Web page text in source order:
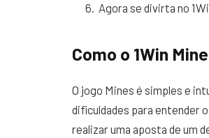
Agora se divirta no
Como o 1Win
O jogo Mines é simples e
dificuldades para entender
realizar uma aposta de um